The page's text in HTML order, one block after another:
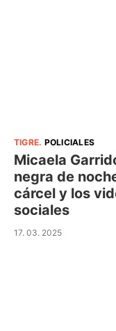
TIGRE. POLICIALES
Micaela
negra de
cárcel y los
sociales
17. 03. 2025